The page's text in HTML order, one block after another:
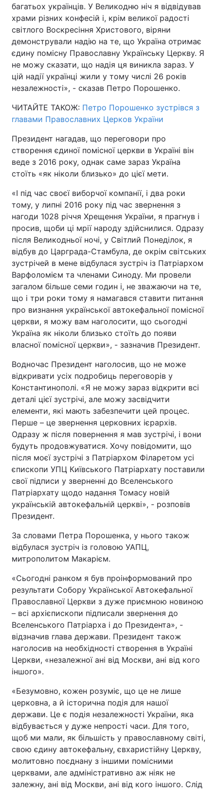
Контакти
ПОСЛУГИ
Реклама на сайті Фотобанк
Пресцентр
багатьох українців. У Великодню ніч я відвідував
храми різних конфесій і, крім великої радості
світлого Воскресіння Христового, віряни
демонстрували надію на те, що Україна отримає
єдину помісну Православну Українську Церкву. Я
не можу сказати, що надія ця виникла зараз. У
цій надії українці жили у тому числі 26 років
незалежності», - сказав Петро Порошенко.
ЧИТАЙТЕ ТАКОЖ: Петро Порошенко зустрівся з
главами Православних Церков України
Президент нагадав, що переговори про
створення єдиної помісної церкви в Україні він
веде з 2016 року, однак саме зараз Україна
стоїть «як ніколи близько» до цієї мети.
«І під час своєї виборчої компанії, і два роки
тому, у липні 2016 року під час звернення з
нагоди 1028 річчя Хрещення України, я прагнув і
просив, щоби ці мрії народу здійснилися. Одразу
після Великодньої ночі, у Світлий Понеділок, я
відбув до Царграда-Стамбула, де окрім світських
зустрічей в мене відбулася зустріч із Патріархом
Варфоломієм та членами Синоду. Ми провели
загалом більше семи годин і, не зважаючи на те,
що і три роки тому я намагався ставити питання
про визнання української автокефальної помісної
церкви, я можу вам наголосити, що сьогодні
Україна як ніколи близько стоїть до появи
власної помісної церкви», - зазначив Президент.
Водночас Президент наголосив, що не може
відкривати усіх подробиць переговорів у
Константинополі. «Я не можу зараз відкрити всі
деталі цієї зустрічі, але можу засвідчити
елементи, які мають забезпечити цей процес.
Перше – це звернення церковних ієрархів.
Одразу ж після повернення я мав зустрічі, і вони
будуть продовжуватися. Хочу повідомити, що
після моєї зустрічі з Патріархом Філаретом усі
єпископи УПЦ Київського Патріархату поставили
свої підписи у зверненні до Вселенського
Патріархату щодо надання Томасу новій
українській автокефальній церкві», - розповів
Президент.
За словами Петра Порошенка, у нього також
відбулася зустріч із головою УАПЦ,
митрополитом Макарієм.
«Сьогодні ранком я був проінформований про
результати Собору Української Автокефальної
Православної Церкви з дуже приємною новиною
– всі архієпископи підписали звернення до
Вселенського Патріарха і до Президента», -
відзначив глава держави. Президент також
наголосив на необхідності створення в Україні
Церкви, «незалежної ані від Москви, ані від кого
іншого».
«Безумовно, кожен розуміє, що це не лише
церковна, а й історична подія для нашої
держави. Це є подія незалежності України, яка
відбувається у дуже непрості часи. Для того,
щоб ми мали, як більшість у православному світі,
свою єдину автокефальну, євхаристійну Церкву,
молитовно поєднану з іншими помісними
церквами, але адміністративно аж ніяк не
залежну, ані від Москви, ані від кого іншого. Слід